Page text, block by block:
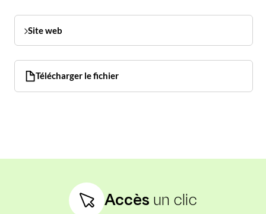
Site web
Télécharger le fichier
Accès un clic